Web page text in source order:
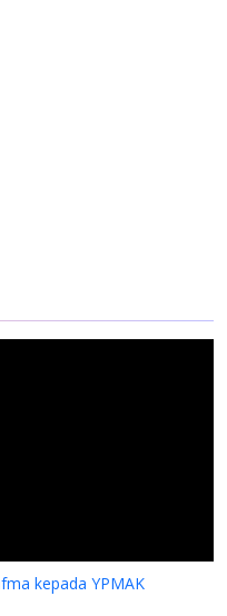
kepada YPMAK